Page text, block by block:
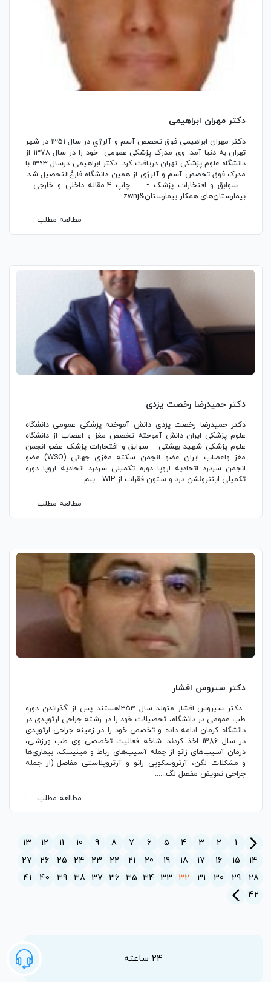
دکتر مهران ابراهیمی
دکتر مهران ابراهیمی فوق تخصص آسم و آلرژي در سال ۱۳۵۱ در شهر
تهران به دنیا آمد. وی مدرک پزشکی عمومی خود را در سال ۱۳۷۸ از
دانشگاه علوم پزشکی تهران دریافت کرد. دکتر ابراهیمی درسال ۱۳۹۳ با
مدرک فوق تخصص آسم و آلرژی از همین دانشگاه فارغ‌التحصیل شد.
سوابق و افتخارات پزشک • چاپ ۴ مقاله داخلی و خارجی
بیمارستان‌های همکار بیمارستان&zwnj......
مطالعه مطلب
دکتر حمیدرضا رخصت یزدی
دکتر حمیدرضا رخصت یزدی دانش آموخته پزشکی عمومی دانشگاه
علوم پزشکی ایران دانش آموخته تخصص مغز و اعصاب از دانشگاه
علوم پزشکی شهید بهشتی سوابق و افتخارات پزشک عضو انجمن
مغز واعصاب ایران عضو انجمن سکته مغزی جهانی (WSO) عضو
انجمن سردرد اتحادیه اروپا دوره تکمیلی سردرد اتحادیه اروپا دوره
تکمیلی اینترونشن درد و ستون فقرات از WIP بیم......
مطالعه مطلب
دکتر سیروس افشار
دکتر سیروس افشار متولد سال 1353هستند. پس از گذراندن دوره
طب عمومی در دانشگاه، تحصیلات خود را در رشته جراحی ارتوپدی در
دانشگاه کرمان ادامه داده و تخصص خود را در زمینه جراحی ارتوپدی
در سال 1386 اخذ کردند. شاخه فعالیت تخصصی وی طب ورزشی،
درمان آسیب‌های زانو از جمله آسیب‌های رباط و مینیسک، بیماری‌ها
و مشکلات لگن، آرتروسکوپی زانو و آرتروپلاستی مفاصل (از جمله
جراحی تعویض مفصل لگ......
مطالعه مطلب
arrow_forward_ios
1
2
3
4
5
6
7
8
9
10
11
12
13
14
15
16
17
18
19
20
21
22
23
24
25
26
27
28
29
30
31
32
33
34
35
36
37
38
39
40
41
42
arrow_back_ios_new
24 ساعته